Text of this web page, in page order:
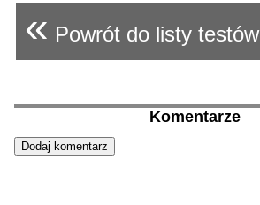
« Powrót do listy testów
Komentarze